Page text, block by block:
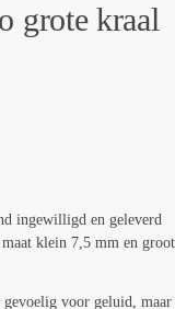
grote kraal
ingewilligd en geleverd
klein 7,5 mm en groot
gevoelig voor geluid, maar